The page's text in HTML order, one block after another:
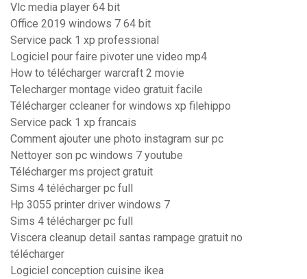
Vlc media player 64 bit
Office 2019 windows 7 64 bit
Service pack 1 xp professional
Logiciel pour faire pivoter une video mp4
How to télécharger warcraft 2 movie
Telecharger montage video gratuit facile
Télécharger ccleaner for windows xp filehippo
Service pack 1 xp francais
Comment ajouter une photo instagram sur pc
Nettoyer son pc windows 7 youtube
Télécharger ms project gratuit
Sims 4 télécharger pc full
Hp 3055 printer driver windows 7
Sims 4 télécharger pc full
Viscera cleanup detail santas rampage gratuit no
télécharger
Logiciel conception cuisine ikea